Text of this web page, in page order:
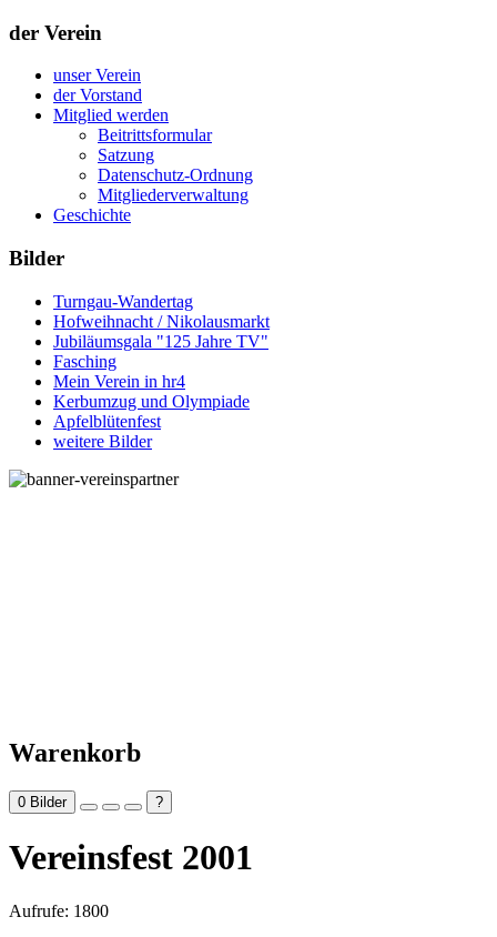
der Verein
unser Verein
der Vorstand
Mitglied werden
Beitrittsformular
Satzung
Datenschutz-Ordnung
Mitgliederverwaltung
Geschichte
Bilder
Turngau-Wandertag
Hofweihnacht / Nikolausmarkt
Jubiläumsgala "125 Jahre TV"
Fasching
Mein Verein in hr4
Kerbumzug und Olympiade
Apfelblütenfest
weitere Bilder
Warenkorb
0 Bilder ?
Vereinsfest 2001
Aufrufe: 1800